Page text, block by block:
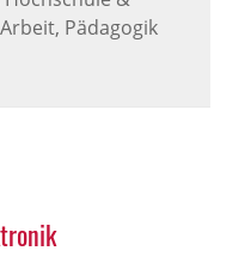
Pädagogik